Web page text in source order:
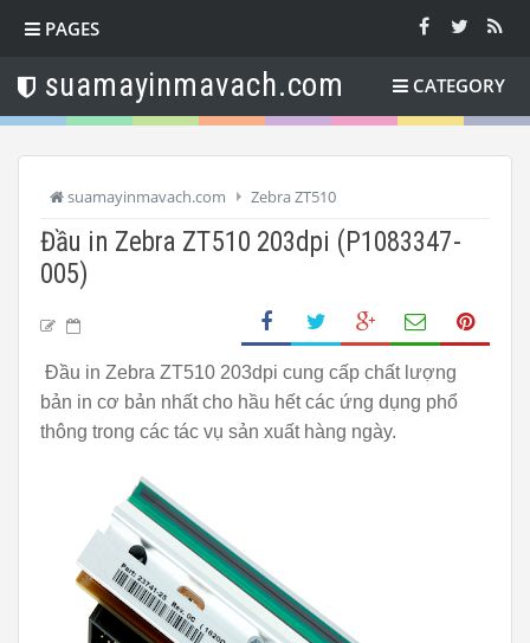
PAGES
suamayinmavach.com CATEGORY
suamayinmavach.com Zebra ZT510
Đầu in Zebra ZT510 203dpi (P1083347-
005)
Đầu in Zebra ZT510 203dpi cung cấp chất lượng
bản in cơ bản nhất cho hầu hết các ứng dụng phổ
thông trong các tác vụ sản xuất hàng ngày.